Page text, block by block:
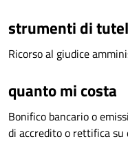
strumenti di
Ricorso al giudice
quanto mi costa
Bonifico bancario o
di accredito o rettifica